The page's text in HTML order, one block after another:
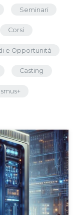
Seminari
Corsi
e Opportunità
Casting